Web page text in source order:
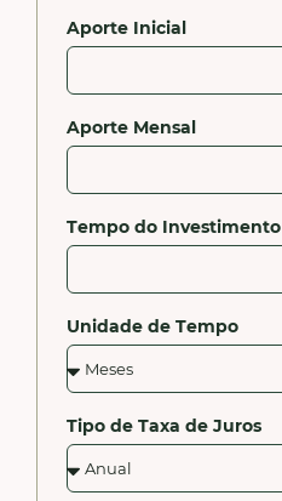
Aporte Inicial
Aporte Mensal
Tempo do Investimento
Unidade de Tempo
Tipo de Taxa de Juros